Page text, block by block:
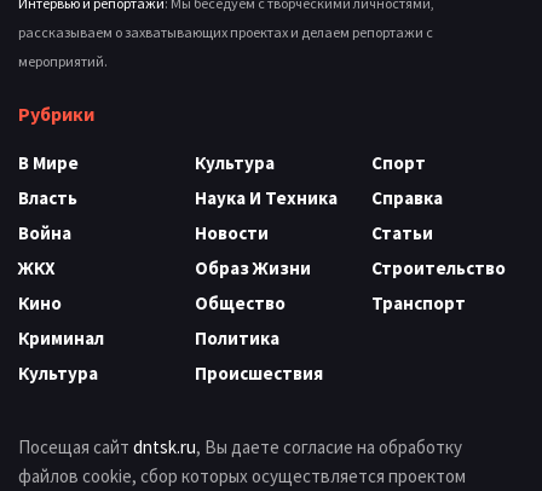
рассказываем о захватывающих проектах и делаем репортажи с
мероприятий.
Рубрики
В Мире
Власть
Война
ЖКХ
Кино
Криминал
Культура
Культура
Наука И Техника
Новости
Образ Жизни
Общество
Политика
Происшествия
Спорт
Справка
Статьи
Строительство
Транспорт
Посещая сайт dntsk.ru, Вы даете согласие на обработку
файлов cookie, сбор которых осуществляется проектом